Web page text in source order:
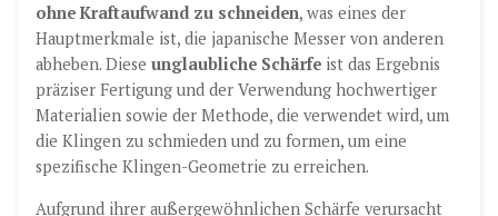
ohne Kraftaufwand zu schneiden, was eines der
Hauptmerkmale ist, die japanische Messer von anderen
abheben. Diese unglaubliche Schärfe ist das Ergebnis
präziser Fertigung und der Verwendung hochwertiger
Materialien sowie der Methode, die verwendet wird, um
die Klingen zu schmieden und zu formen, um eine
spezifische Klingen-Geometrie zu erreichen.
Aufgrund ihrer außergewöhnlichen Schärfe verursacht